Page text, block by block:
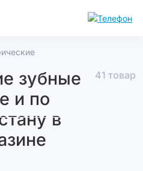
зубные
и по
в
41 товар